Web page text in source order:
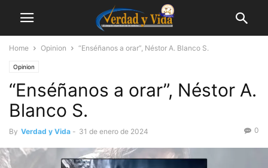
Home Opinion “Enséñanos a orar”, Néstor A. Blanco S.
Opinion
“Enséñanos a orar”, Néstor A.
Blanco S.
By Verdad y Vida - 31 de enero de 2024 0